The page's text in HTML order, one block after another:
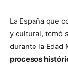
La España que
y cultural, tomó
durante la Edad
procesos